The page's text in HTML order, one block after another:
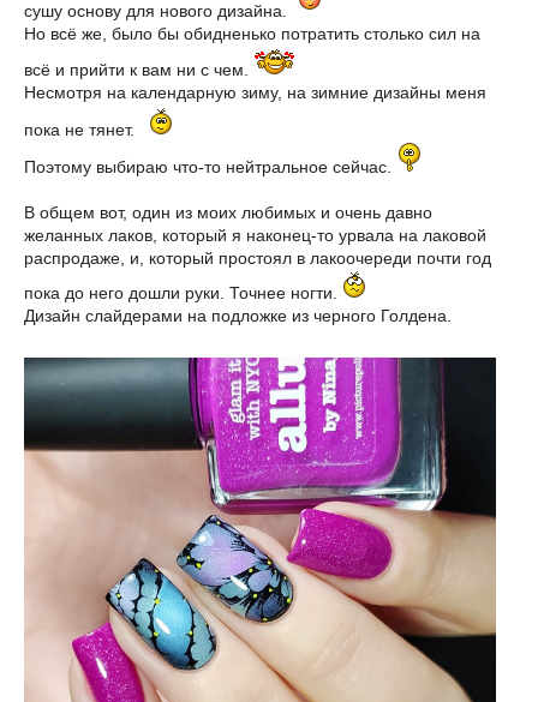
сушу основу для нового дизайна.
Но всё же, было бы обидненько потратить столько сил на
всё и прийти к вам ни с чем.
Несмотря на календарную зиму, на зимние дизайны меня
пока не тянет.
Поэтому выбираю что-то нейтральное сейчас.
В общем вот, один из моих любимых и очень давно
желанных лаков, который я наконец-то урвала на лаковой
распродаже, и, который простоял в лакоочереди почти год
пока до него дошли руки. Точнее ногти.
Дизайн слайдерами на подложке из черного Голдена.